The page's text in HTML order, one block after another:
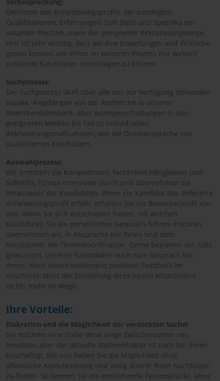
Definition des Anforderungsprofils, der benötigten
Qualifikationen, Erfahrungen, Soft Skills und Spezifika der
vakanten Position, sowie der geeigneten Rekrutierungswege.
Hier ist sehr wichtig, dass wir Ihre Erwartungen und Wünsche
genau kennen, um Ihnen im weiteren Prozess nur wirklich
passende Kandidaten vorschlagen zu können.
Suchprozess:
Der Suchprozess läuft über alle uns zur Verfügung stehenden
Kanäle. Angefangen von der Recherche in unserer
Bewerberdatenbank, über Anzeigenschaltungen in den
geeigneten Medien bis hin zu individuellen
Rekrutierungsmaßnahmen, wie die Direktansprache von
qualifizierten Kandidaten.
Auswahlprozess:
Wir ermitteln die Kompetenzen, fachlichen Fähigkeiten und
Softskills, führen Interviews durch und übernehmen die
Vorauswahl der Kandidaten. Wenn ein Kandidat das definierte
Anforderungsprofil erfüllt, erhalten Sie ein Bewerberprofil von
uns. Wenn Sie sich entschieden haben, mit welchen
Kandidaten Sie ein persönliches Gespräch führen möchten,
übernehmen wir, in Absprache mit Ihnen und dem
Kandidaten, die Terminkoordination. Gerne begleiten wir, falls
gewünscht, unseren Kandidaten auch zum Gespräch bei
Ihnen. Nach einem beiderseits positiven Feedback im
Anschluss, steht der Einstellung Ihres neuen Mitarbeiters
nichts mehr im Wege.
Ihre Vorteile:
Diskretion und die Möglichkeit der verdeckten Suche!
Sie möchten eine Stelle ohne lange Zwischenzeiten neu
besetzen, aber der aktuelle Stelleninhaber ist noch bei Ihnen
beschäftigt. Mit uns haben Sie die Möglichkeit ohne
öffentliche Ausschreibung und völlig diskret Ihren Nachfolger
zu finden. So können Sie die entstehende Personallücke, ohne